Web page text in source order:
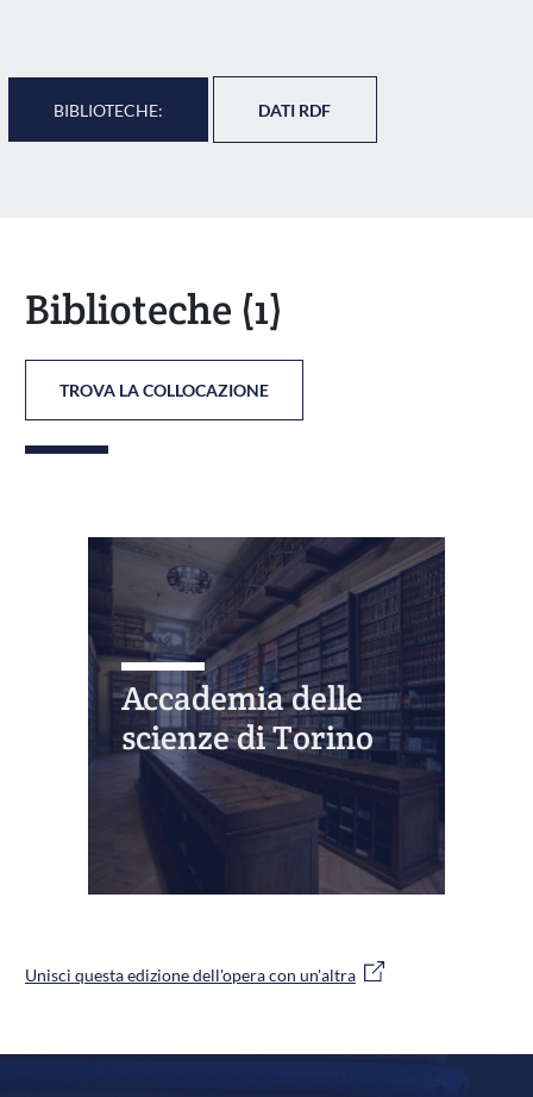
BIBLIOTECHE: DATI RDF
Biblioteche (1)
TROVA LA COLLOCAZIONE
Accademia delle
scienze di Torino
Unisci questa edizione dell'opera con un'altra